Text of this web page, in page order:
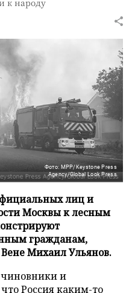
Фото: MPP/Keystone Press
Agency/Global Look Press
лиц и
Москвы к лесным
гражданам,
Михаил Ульянов.
и
Россия каким-то